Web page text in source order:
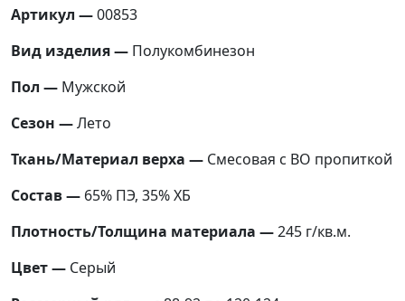
Артикул —00853
Вид изделия — Полукомбинезон
Пол — Мужской
Сезон —Лето
Ткань/Материал верха — Смесовая с ВО пропиткой
Состав — 65% ПЭ, 35% ХБ
Плотность/Толщина материала —245 г/кв.м.
Цвет — Серый